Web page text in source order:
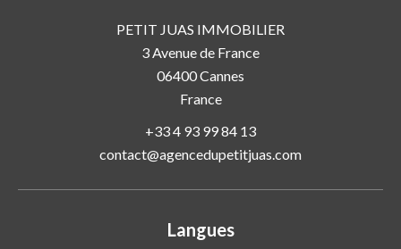
PETIT JUAS IMMOBILIER
3 Avenue de France
06400Cannes
France
+33 4 93 99 84 13
contact@agencedupetitjuas.com
Langues